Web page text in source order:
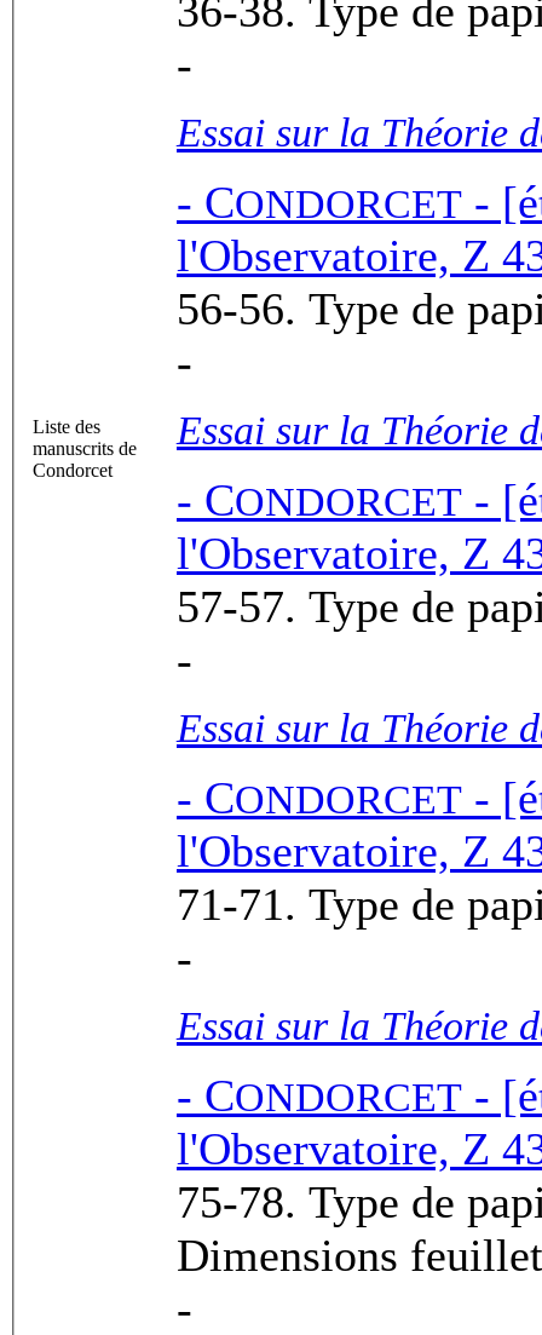
Liste des
manuscrits de
Condorcet
-
Essai sur la Théorie
- CONDORCET -
l'Observatoire, Z
-
Essai sur la Théorie
- CONDORCET -
l'Observatoire, Z
-
Essai sur la Théorie
- CONDORCET -
l'Observatoire, Z
-
Essai sur la Théorie
- CONDORCET -
l'Observatoire, Z
75-78. Type de papier :
Dimensions
-